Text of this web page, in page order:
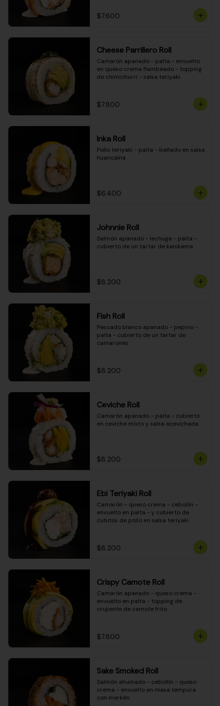
$7.600
Cheese Parrillero Roll
Camarón apanado - palta - envuelto
en queso crema flambeado - topping
de chimichurri - salsa teriyaki
$7.800
Inka Roll
Pollo teriyaki - palta - bañado en salsa
huancaína
$6.400
Johnnie Roll
Salmón apanado - lechuga - palta -
cubierto de un tartar de kanikama
$8.200
Fish Roll
Pescado blanco apanado - pepino -
palta - cubierto de un tartar de
camarones
$8.200
Ceviche Roll
Camarón apanado - palta - cubierto
en ceviche mixto y salsa acevichada
$8.200
Ebi Teriyaki Roll
Camarón - queso crema - cebollín -
envuelto en palta - y cubierto de
cubitos de pollo en salsa teriyaki
$8.200
Crispy Camote Roll
Camarón apanado - queso crema -
envuelto en palta - topping de
crujiente de camote frito
$7.800
Sake Smoked Roll
Salmón ahumado - cebollín - queso
crema - envuelto en masa tempura
con merkén